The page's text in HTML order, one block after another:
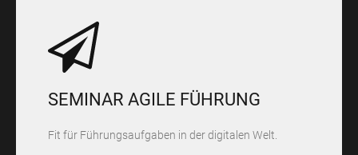
SEMINAR AGILE FÜHRUNG
Fit für Führungsaufgaben in der digitalen Welt.